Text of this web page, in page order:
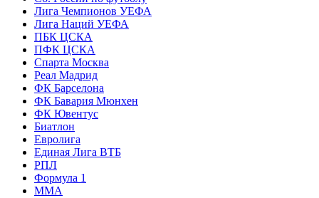
Лига Чемпионов УЕФА
Лига Наций УЕФА
ПБК ЦСКА
ПФК ЦСКА
Спарта Москва
Реал Мадрид
ФК Барселона
ФК Бавария Мюнхен
ФК Ювентус
Биатлон
Евролига
Единая Лига ВТБ
РПЛ
Формула 1
MMA